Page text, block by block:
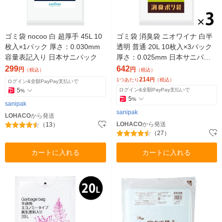
ゴミ袋 nocoo 白 超厚手 45L 10
枚入×1パック 厚さ：0.030mm
容量表記入り 日本サニパック
299円 （税込）
ログイン&全額PayPay支払いで
5%
sanipak
LOHACOから発送
（13）
カートに入れる
ゴミ袋 消臭袋 ニオワイナ 白半
透明 普通 20L 10枚入×3パック
厚さ：0.025mm 日本サニパッ
ク
642円
（税込）
1つあたり214円 （税込）
ログイン&全額PayPay支払いで
5%
sanipak
LOHACOから発送
（27）
カートに入れる